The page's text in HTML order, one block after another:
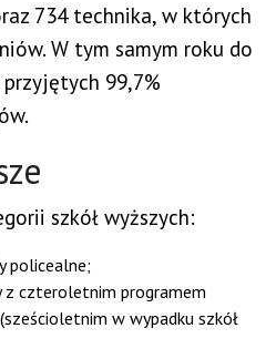
734 technika, w których
W tym samym roku do
przyjętych 99,7%
szkół wyższych:
policealne;
z czteroletnim programem
w wypadku szkół